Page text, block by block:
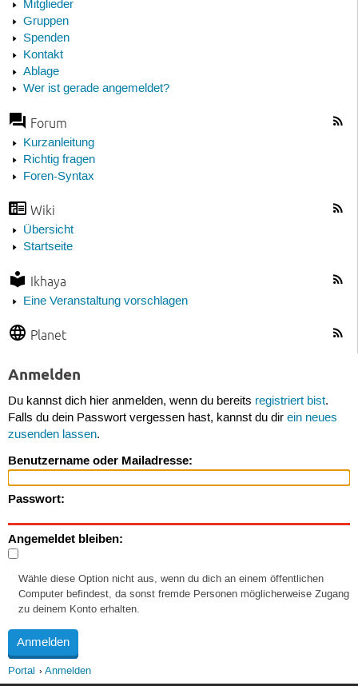
Mitglieder
Gruppen
Spenden
Kontakt
Ablage
Wer ist gerade angemeldet?
Forum
Kurzanleitung
Richtig fragen
Foren-Syntax
Wiki
Übersicht
Startseite
Ikhaya
Eine Veranstaltung vorschlagen
Planet
Anmelden
Du kannst dich hier anmelden, wenn du bereits registriert bist.
Falls du dein Passwort vergessen hast, kannst du dir ein neues
zusenden lassen.
Benutzername oder Mailadresse:
Passwort:
Angemeldet bleiben:
Wähle diese Option nicht aus, wenn du dich an einem öffentlichen
Computer befindest, da sonst fremde Personen möglicherweise Zugang
zu deinem Konto erhalten.
Portal Anmelden